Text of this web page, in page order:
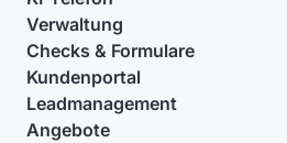
Verwaltung
Checks & Formulare
Kundenportal
Leadmanagement
Angebote